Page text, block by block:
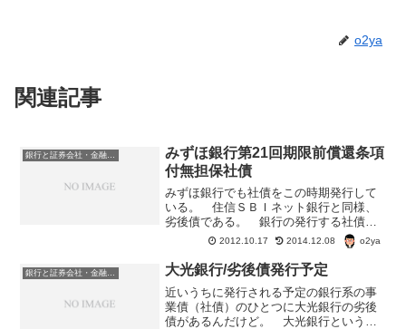
o2ya
関連記事
銀行と証券会社・金融商品
みずほ銀行第21回期限前償還条項
付無担保社債
みずほ銀行でも社債をこの時期発行して
いる。 住信ＳＢＩネット銀行と同様、
劣後債である。 銀行の発行する社債
は、劣後債が多いらしい。株式会社みず
ほ銀行第21回期限前償還条項付無担保社
債株式会社みずほ銀行第21回期限前償還
条項付無担保社債（劣後...
2012.10.17 2014.12.08 o2ya
大光銀行/劣後債発行予定
近いうちに発行される予定の銀行系の事
業債（社債）のひとつに大光銀行の劣後
債があるんだけど。 大光銀行というの